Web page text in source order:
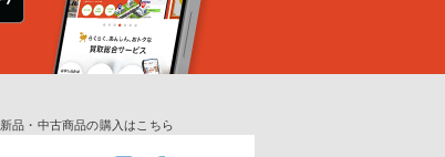
新品・中古商品の購入はこちら